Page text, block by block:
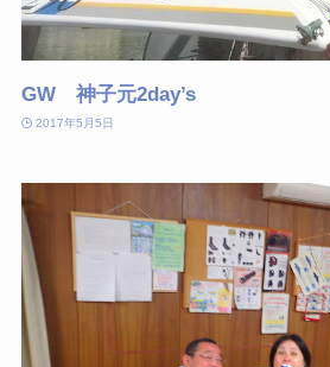
GW 神子元2day’s
2017年5月5日